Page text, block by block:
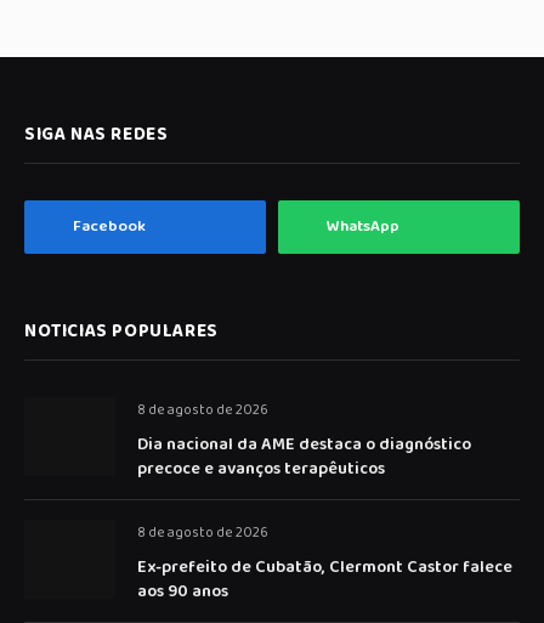
SIGA NAS REDES
Facebook WhatsApp
NOTICIAS POPULARES
8 de agosto de 2026
Dia nacional da AME destaca o diagnóstico
precoce e avanços terapêuticos
8 de agosto de 2026
Ex-prefeito de Cubatão, Clermont Castor falece
aos 90 anos